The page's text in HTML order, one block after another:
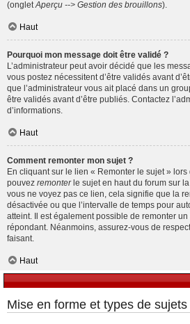
(onglet Aperçu --> Gestion des brouillons).
Haut
Pourquoi mon message doit être validé ?
L’administrateur peut avoir décidé que les
vous postez nécessitent d’être validés avant
que l’administrateur vous ait placé dans un
être validés avant d’être publiés. Contactez
d’informations.
Haut
Comment remonter mon sujet ?
En cliquant sur le lien « Remonter le sujet »
pouvez remonterle sujet en haut du forum sur
vous ne voyez pas ce lien, cela signifie que la
désactivée ou que l’intervalle de temps pour
atteint. Il est également possible de remonter
répondant. Néanmoins, assurez-vous de
faisant.
Haut
Mise en forme et types de sujets